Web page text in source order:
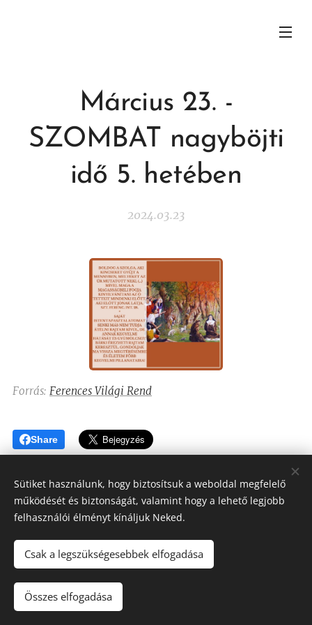
Március 23. -
SZOMBAT nagyböjti
idő 5. hetében
2024.03.23
Forrás: Ferences Világi Rend
Share
Assisi Szent Ferenc Betegápoló Nővérei
Sütiket használunk, hogy biztosítsuk a weboldal megfelelő
működését és biztonságát, valamint hogy a lehető legjobb
felhasználói élményt kínáljuk Neked.
Csak a legszükségesebbek elfogadása
Összes elfogadása